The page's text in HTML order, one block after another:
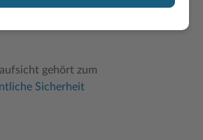
gehört zum
Sicherheit